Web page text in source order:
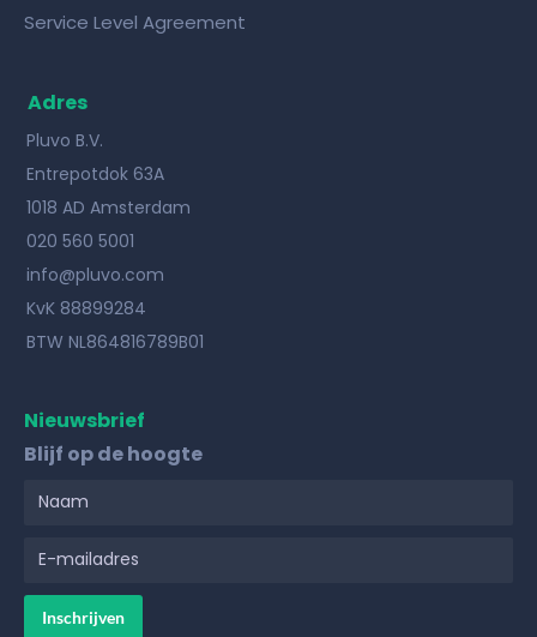
Service Level Agreement
Adres
Pluvo B.V.
Entrepotdok 63A
1018 AD Amsterdam
020 560 5001
info@pluvo.com
KvK 88899284
BTW NL864816789B01
Nieuwsbrief
Blijf op de hoogte